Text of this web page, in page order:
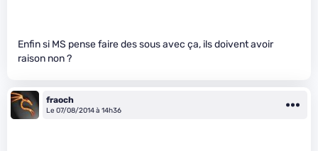
Enfin si MS pense faire des sous avec ça, ils doivent avoir
raison non ?
fraoch
Le 07/08/2014 à 14h36